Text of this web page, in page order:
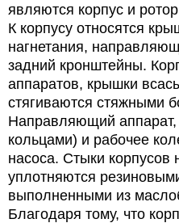
являются корпус и
К корпусу относятся
нагнетания,
задний кронштейны.
аппаратов, крышки
стягиваются стяжными
Направляющий
кольцами) и рабочее
насоса. Стыки
уплотняются
выполненными из
Благодаря тому, что